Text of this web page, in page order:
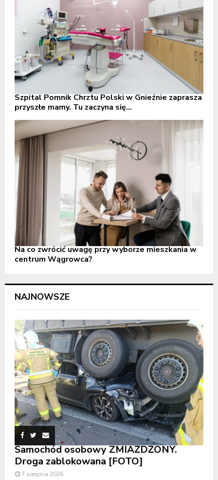
Szpital Pomnik Chrztu Polski w Gnieźnie zaprasza
przyszłe mamy. Tu zaczyna się...
Na co zwrócić uwagę przy wyborze mieszkania w
centrum Wągrowca?
NAJNOWSZE
Samochód osobowy ZMIAŻDŻONY.
Droga zablokowana [FOTO]
7 sierpnia 2026